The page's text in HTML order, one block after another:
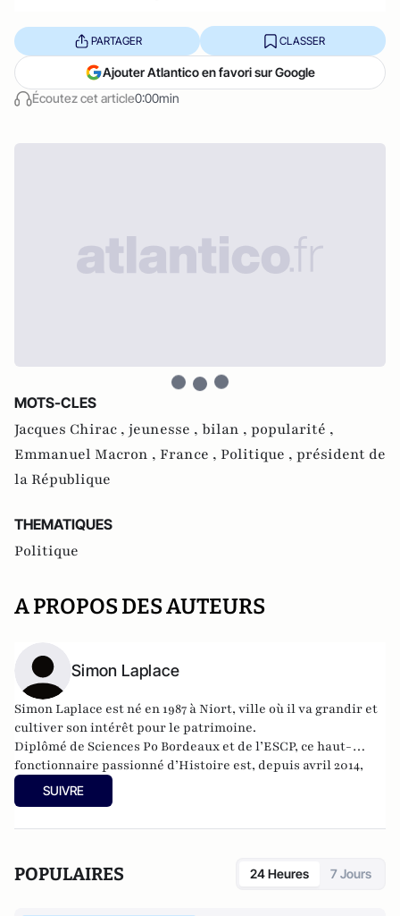
Écoutez cet article0:00min
PARTAGER CLASSER
Ajouter Atlantico en favori sur Google
MOTS-CLES
Jacques Chirac , jeunesse , bilan , popularité ,
Emmanuel Macron , France , Politique , président de
la République
THEMATIQUES
Politique
A PROPOS DES AUTEURS
Simon Laplace
Simon Laplace est né en 1987 à Niort, ville où il va grandir et
cultiver son intérêt pour le patrimoine.
Diplômé de Sciences Po Bordeaux et de l’ESCP, ce haut-
fonctionnaire passionné d’Histoire est, depuis avril 2014,
Conseiller municipal délégué au Patrimoine historique.
SUIVRE
POPULAIRES 24 Heures 7 Jours